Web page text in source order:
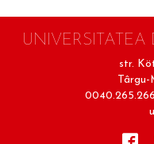
UNIVERSITATEA
str.